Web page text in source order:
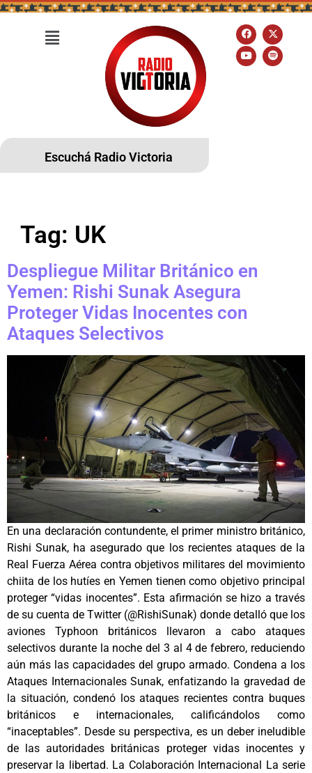
Escuchá Radio Victoria
Tag: UK
Despliegue Militar Británico en
Yemen: Rishi Sunak Asegura
Proteger Vidas Inocentes con
Ataques Selectivos
En una declaración contundente, el primer ministro británico,
Rishi Sunak, ha asegurado que los recientes ataques de la
Real Fuerza Aérea contra objetivos militares del movimiento
chiita de los hutíes en Yemen tienen como objetivo principal
proteger “vidas inocentes”. Esta afirmación se hizo a través
de su cuenta de Twitter (@RishiSunak) donde detalló que los
aviones Typhoon británicos llevaron a cabo ataques
selectivos durante la noche del 3 al 4 de febrero, reduciendo
aún más las capacidades del grupo armado. Condena a los
Ataques Internacionales Sunak, enfatizando la gravedad de
la situación, condenó los ataques recientes contra buques
británicos e internacionales, calificándolos como
“inaceptables”. Desde su perspectiva, es un deber ineludible
de las autoridades británicas proteger vidas inocentes y
preservar la libertad. La Colaboración Internacional La serie